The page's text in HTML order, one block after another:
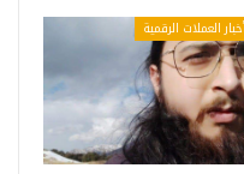
أخبار العملات الرقمية